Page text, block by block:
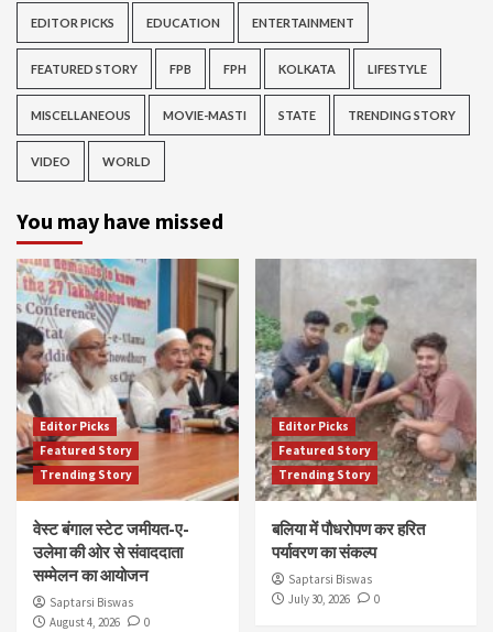
EDITOR PICKS EDUCATION ENTERTAINMENT
FEATURED STORY FPB FPH KOLKATA LIFESTYLE
MISCELLANEOUS MOVIE-MASTI STATE TRENDING STORY
VIDEO WORLD
You may have missed
Editor Picks
Featured Story
Trending Story
वेस्ट बंगाल स्टेट जमीयत-ए-
उलेमा की ओर से संवाददाता
सम्मेलन का आयोजन
Saptarsi Biswas
August 4, 2026
0
Editor Picks
Featured Story
Trending Story
बलिया में पौधरोपण कर हरित
पर्यावरण का संकल्प
Saptarsi Biswas
July 30, 2026
0